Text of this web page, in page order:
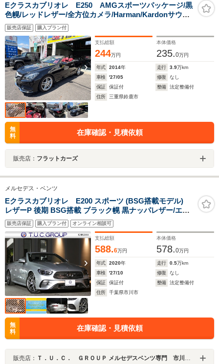
Eクラスカブリオレ E250 AMGスポーツパッケージ/黒
色幌/レッドレザー/全方位カメラ/Harman/Kardonサウン
ド/レーダーセーフティ/ブラインドスポット
販売店保証 購入プラン付
支払総額
244万円
本体価格
235.0万円
年式 2014年 走行 3.9万km
車検
'27/05 修復
なし
保証
保証付 整備
法定整備付
住所
三重県鈴鹿市
無
料
在庫確認・見積依頼
販売店： フラットカーズ
メルセデス・ベンツ
Eクラスカブリオレ E200 スポーツ (BSG搭載モデル)
レザーP 後期 BSG搭載 ブラック幌 黒ナッパレザー/エア
スカーフ MBUXナビ 地デジ 360度カメラ Aカープレイ ブ
ルメスター エアバランスP ヘッドアップD Meコネクト パ
ドルシフト LEDライト AMGエアロ/19AW 2年保証付
販売店保証 購入プラン付 オンライン相談可
支払総額
588.6万円
本体価格
578.0万円
年式 2020年 走行 0.5万km
車検
'27/10 修復
なし
保証
保証付 整備
法定整備付
住所
千葉県市川市
無
料
在庫確認・見積依頼
販売店： Ｔ．Ｕ．Ｃ． ＧＲＯＵＰ メルセデスベンツ専門 市川／（株）リガル